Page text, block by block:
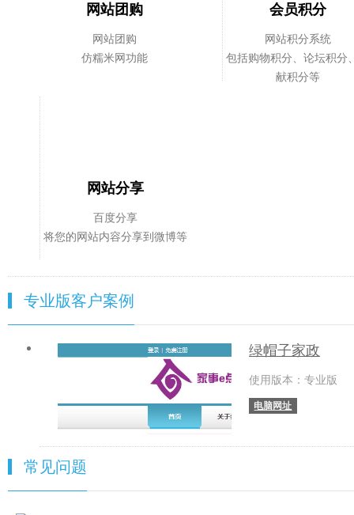
网站团购
网站团购
仿糯米网功能
会员积分
网站积分系统
包括购物积分、论坛积分
献积分等
网站分享
百度分享
将您的网站内容分享到微博等
专业版客户案例
绿帽子家政
使用版本：专业版
电脑网址
常见问题